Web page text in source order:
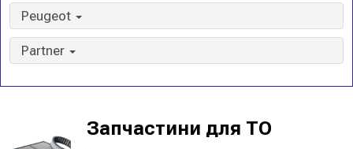
Peugeot
Partner
Запчастини для ТО